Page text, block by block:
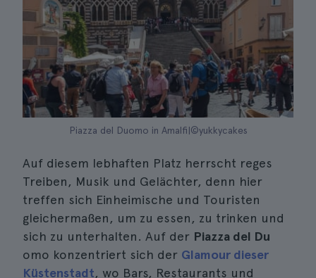
Piazza del Duomo in Amalfi|©yukkycakes
Auf diesem lebhaften Platz herrscht reges
Treiben, Musik und Gelächter, denn hier
treffen sich Einheimische und Touristen
gleichermaßen, um zu essen, zu trinken und
sich zu unterhalten. Auf der Piazza del Du
omo konzentriert sich der Glamour dieser
Küstenstadt, wo Bars, Restaurants und